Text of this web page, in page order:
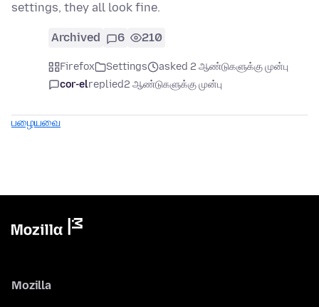
settings, they all look fine.
Archived 6 210
Firefox Settings
asked 2 ஆண்டுகளுக்கு முன்பு
cor-elreplied2 ஆண்டுகளுக்கு முன்பு
பழையவை
Mozilla